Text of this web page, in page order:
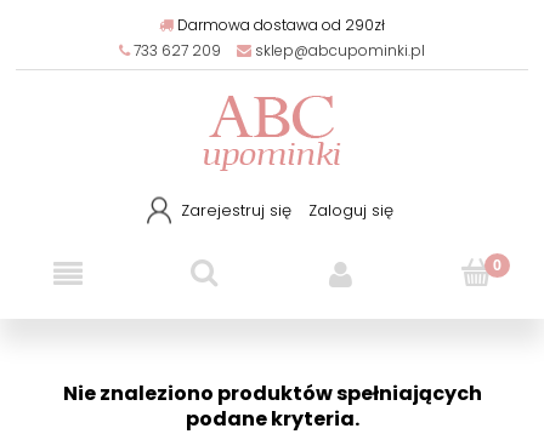
Darmowa dostawa od 290zł
733 627 209
sklep@abcupominki.pl
Zarejestruj się Zaloguj się
Nie znaleziono produktów spełniających
podane kryteria.